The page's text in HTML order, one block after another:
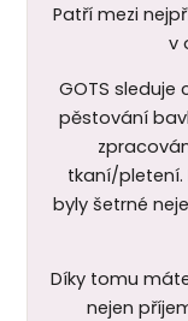
Patří mezi
v
GOTS
pěstování
tkaní/pletení.
byly šetrné
Díky tomu
nejen